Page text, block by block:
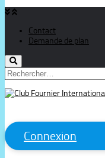
Contact
Demande de plan
Rechercher :
Connexion